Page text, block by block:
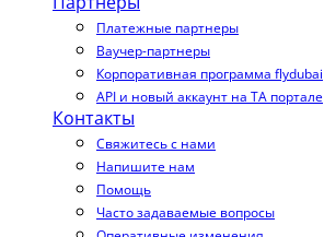
Платежные партнеры
Ваучер-партнеры
Корпоративная программа flydubai
API и новый аккаунт на TA портале
Контакты
Свяжитесь с нами
Напишите нам
Помощь
Часто задаваемые вопросы